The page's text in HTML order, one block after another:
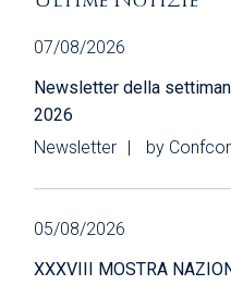
07/08/2026
Newsletter della
2026
Newsletter
by
05/08/2026
XXXVIII MOSTRA